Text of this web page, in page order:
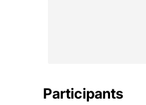
Participants